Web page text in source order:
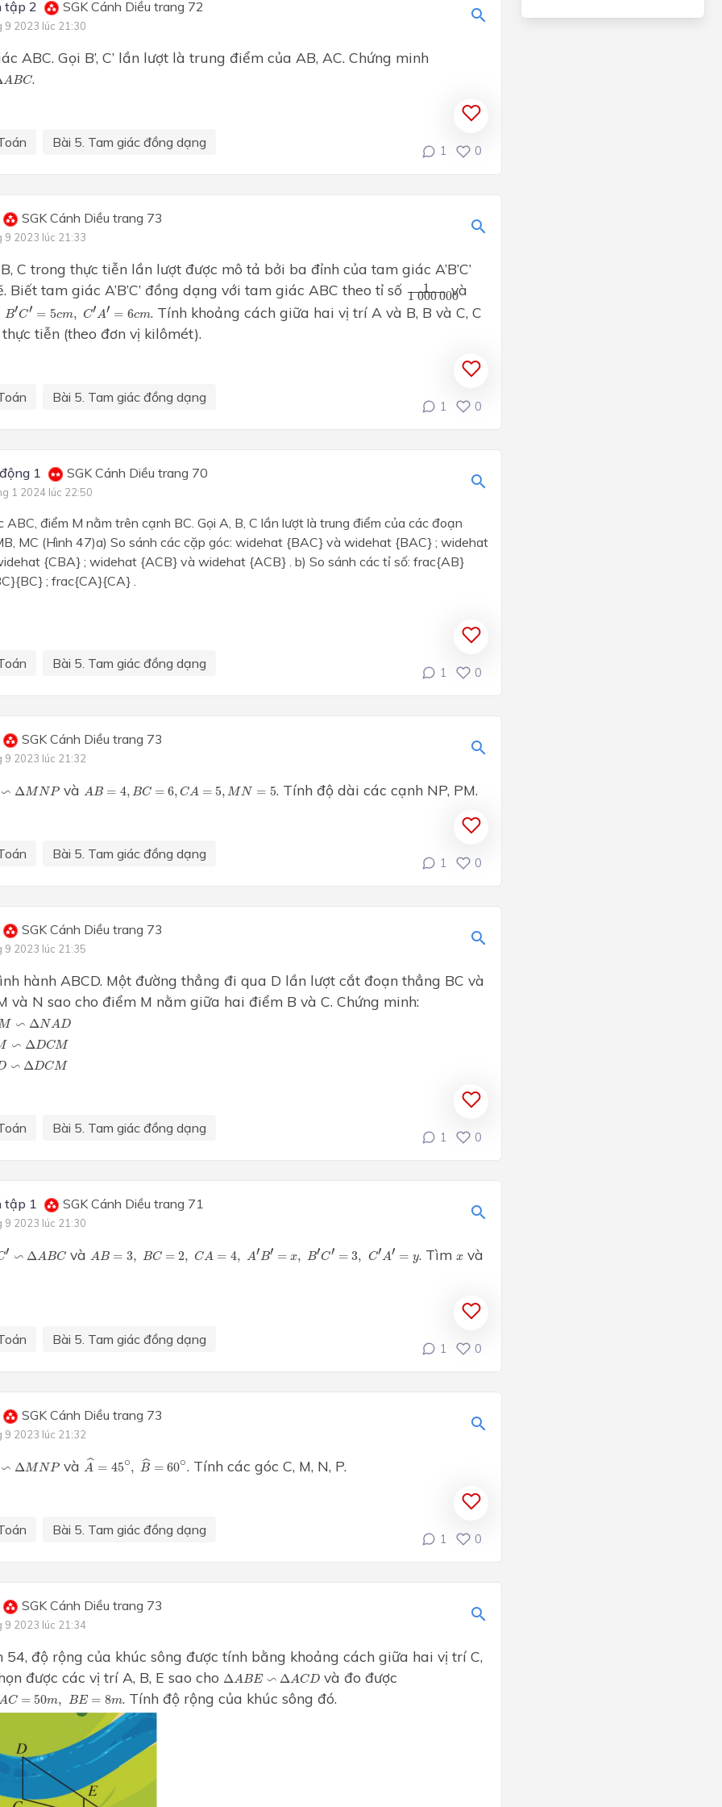
tập 2 SGK Cánh Diều trang 72
9 2023 lúc 21:30
ABC. Gọi B’, C’ lần lượt là trung điểm của AB, AC. Chứng minh
ABC
C .
Bài 5. Tam giác đồng dạng
1 0
SGK Cánh Diều trang 73
9 2023 lúc 21:33
C trong thực tiễn lần lượt được mô tả bởi ba đỉnh của tam giác A’B’C’
Biết tam giác A’B’C’ đồng dạng với tam giác ABC theo tỉ số
1
1 000 000
000 000
và
B′C′ = 5cm, C′A′ = 6cm
C′= 5c C 6cm
. Tính khoảng cách giữa hai vị trí A và B, B và C, C
tiễn (theo đơn vị kilômét).
Bài 5. Tam giác đồng dạng
1 0
1 SGK Cánh Diều trang 70
1 2024 lúc 22:50
ABC, điểm M nằm trên cạnh BC. Gọi A, B, C lần lượt là trung điểm của các đoạn
MC (Hình 47)a) So sánh các cặp góc: widehat {BAC} và widehat {BAC} ; widehat
{CBA} ; widehat {ACB} và widehat {ACB} . b) So sánh các tỉ số: frac{AB}
; frac{CA}{CA} .
Bài 5. Tam giác đồng dạng
1 0
SGK Cánh Diều trang 73
9 2023 lúc 21:32
∽ ΔMNP
M NP và AB = 4, BC = 6, CA = 5, MN = 5
A B= B C=6 A =5 M = 5 . Tính độ dài các cạnh NP, PM.
Bài 5. Tam giác đồng dạng
1 0
SGK Cánh Diều trang 73
9 2023 lúc 21:35
hành ABCD. Một đường thẳng đi qua D lần lượt cắt đoạn thẳng BC và
và N sao cho điểm M nằm giữa hai điểm B và C. Chứng minh:
∽ ΔNAD
∽ NAD
∽ ΔDCM
∽ DCM
∽ ΔDCM
∽ D CM
Bài 5. Tam giác đồng dạng
1 0
tập 1 SGK Cánh Diều trang 71
9 2023 lúc 21:30
′ ∽ ΔABC
′∽ A C và AB = 3, BC = 2, CA = 4, A′B′ = x, B′C′ = 3, C′A′ = y
A B= B = 2, A= ,A ′ x ′C′= =y . Tìm x
xvà
Bài 5. Tam giác đồng dạng
1 0
SGK Cánh Diều trang 73
9 2023 lúc 21:32
∽ ΔMNP
M NP và ˆ
A = 45∘, ˆ
B = 60∘
A^ 45∘ B^ ∘. Tính các góc C, M, N, P.
Bài 5. Tam giác đồng dạng
1 0
SGK Cánh Diều trang 73
9 2023 lúc 21:34
54, độ rộng của khúc sông được tính bằng khoảng cách giữa hai vị trí C,
được các vị trí A, B, E sao cho ΔABE ∽ ΔACD
Δ A BE∽ A CD và đo được
C = 50m, BE = 8m
=50 m,BE 8m . Tính độ rộng của khúc sông đó.